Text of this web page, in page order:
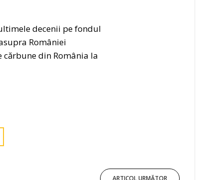
decenii pe fondul
României
din România la
ARTICOL URMĂTOR